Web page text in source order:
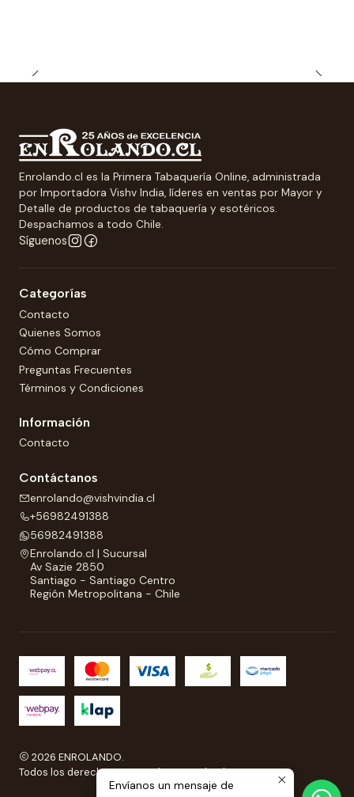
Enrolando.cl es la Primera Tabaquería Online, administrada
por Importadora Vishv India, líderes en ventas por Mayor y
Detalle de productos de tabaquería y esotéricos.
Despachamos a todo Chile.
Síguenos
Categorías
Contacto
Quienes Somos
Cómo Comprar
Preguntas Frecuentes
Términos y Condiciones
Información
Contacto
Contáctanos
enrolando@vishvindia.cl
+56982491388
56982491388
Enrolando.cl | Sucursal
Av Sazie 2850
Santiago - Santiago Centro
Región Metropolitana - Chile
2026 ENROLANDO.
Todos los derechos reservados a Enrolando..
Ecommerce desarrollado porSitestore.cl
Envíanos un mensaje de